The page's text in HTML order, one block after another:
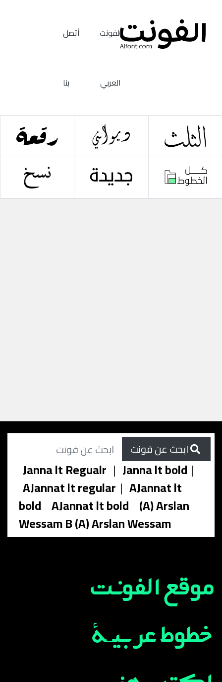
الفونت
العربي
أتصل
بنا
Janna lt Regualr | Janna lt bold |
AJannat lt regular | AJannat lt
bold AJannat lt bold (A) Arslan
Wessam B (A) Arslan Wessam